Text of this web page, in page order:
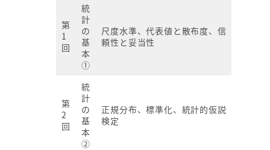
第
1
回
統
計
の
基
本
①
尺度水準、代表値と散布度、信
頼性と妥当性
第
2
回
統
計
の
基
本
②
正規分布、標準化、統計的仮説
検定